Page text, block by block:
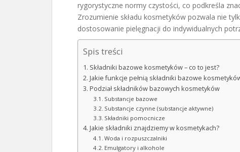
rygorystyczne normy czystości, co podkreśla
Zrozumienie składu kosmetyków pozwala nie
dostosowanie pielęgnacji do indywidualnych
Spis treści
Składniki bazowe kosmetyków – co to jest?
Jakie funkcje pełnią składniki bazowe
Podział składników bazowych kosmetyków
Substancje bazowe
Substancje czynne (substancje aktywne)
Składniki pomocnicze
Jakie składniki znajdziemy w kosmetykach?
Woda i rozpuszczalniki
Emulgatory i alkohole